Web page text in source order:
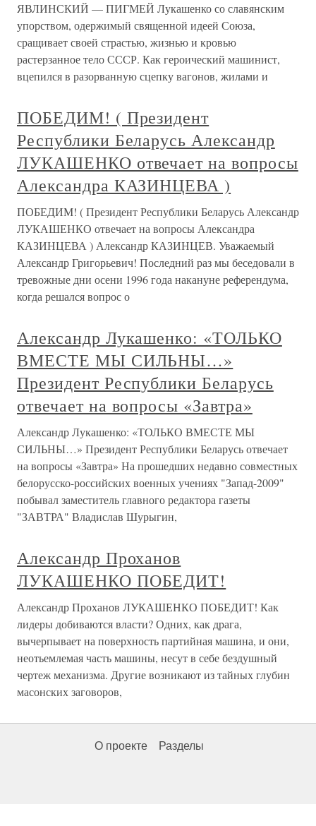
ЯВЛИНСКИЙ — ПИГМЕЙ Лукашенко со славянским
упорством, одержимый священной идеей Союза,
сращивает своей страстью, жизнью и кровью
растерзанное тело СССР. Как героический машинист,
вцепился в разорванную сцепку вагонов, жилами и
ПОБЕДИМ! ( Президент
Республики Беларусь Александр
ЛУКАШЕНКО отвечает на вопросы
Александра КАЗИНЦЕВА )
ПОБЕДИМ! ( Президент Республики Беларусь Александр
ЛУКАШЕНКО отвечает на вопросы Александра
КАЗИНЦЕВА ) Александр КАЗИНЦЕВ. Уважаемый
Александр Григорьевич! Последний раз мы беседовали в
тревожные дни осени 1996 года накануне референдума,
когда решался вопрос о
Александр Лукашенко: «ТОЛЬКО
ВМЕСТЕ МЫ СИЛЬНЫ…»
Президент Республики Беларусь
отвечает на вопросы «Завтра»
Александр Лукашенко: «ТОЛЬКО ВМЕСТЕ МЫ
СИЛЬНЫ…» Президент Республики Беларусь отвечает
на вопросы «Завтра» На прошедших недавно совместных
белорусско-российских военных учениях "Запад-2009"
побывал заместитель главного редактора газеты
"ЗАВТРА" Владислав Шурыгин,
Александр Проханов
ЛУКАШЕНКО ПОБЕДИТ!
Александр Проханов ЛУКАШЕНКО ПОБЕДИТ! Как
лидеры добиваются власти? Одних, как драга,
вычерпывает на поверхность партийная машина, и они,
неотьемлемая часть машины, несут в себе бездушный
чертеж механизма. Другие возникают из тайных глубин
масонских заговоров,
О проекте Разделы